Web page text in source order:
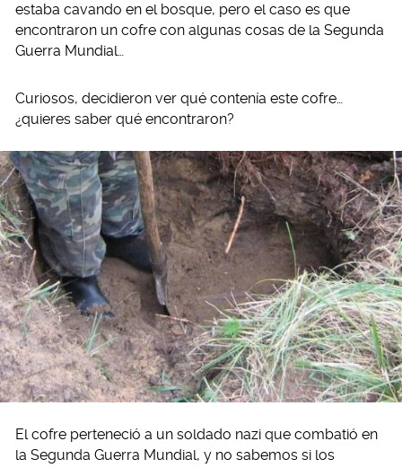
estaba cavando en el bosque, pero el caso es que
encontraron un cofre con algunas cosas de la Segunda
Guerra Mundial…
Curiosos, decidieron ver qué contenía este cofre…
¿quieres saber qué encontraron?
El cofre perteneció a un soldado nazi que combatió en
la Segunda Guerra Mundial, y no sabemos si los